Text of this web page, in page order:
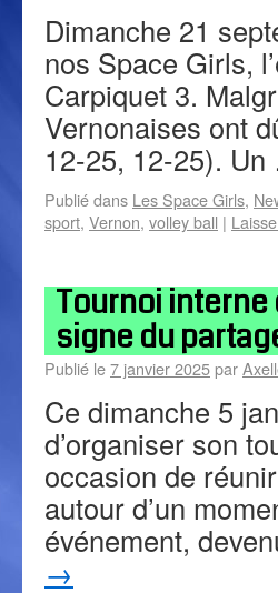
Dimanche 21
nos Space Girls,
Carpiquet 3.
Vernonaises ont
12-25, 12-25).
Publié dans Les Space Girls,
sport, Vernon, volley ball |
Tournoi interne
signe du
Publié le7 janvier 2025par
Ce dimanche 5
d’organiser son
occasion de
autour d’un
événement,
→